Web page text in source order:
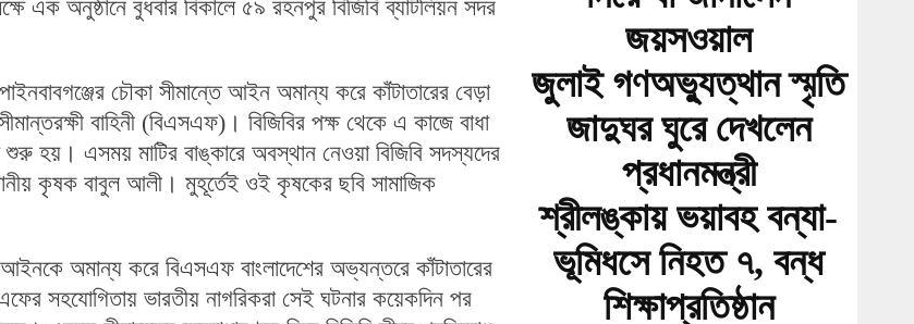
এক অনুষ্ঠানে বুধবার বিকালে ৫৯ রহনপুর বিজিবি ব্যাটলিয়ন সদর
চৌকা সীমান্তে আইন অমান্য করে কাঁটাতারের বেড়া
বাহিনী (বিএসএফ)। বিজিবির পক্ষ থেকে এ কাজে বাধা
হয়। এসময় মাটির বাঙ্কারে অবস্থান নেওয়া বিজিবি সদস্যদের
কৃষক বাবুল আলী। মুহূর্তেই ওই কৃষকের ছবি সামাজিক
আইনকে অমান্য করে বিএসএফ বাংলাদেশের অভ্যন্তরে কাঁটাতারের
সহযোগিতায় ভারতীয় নাগরিকরা সেই ঘটনার কয়েকদিন পর
জয়সওয়াল
জুলাই গণঅভ্যুত্থান স্মৃতি
জাদুঘর ঘুরে দেখলেন
প্রধানমন্ত্রী
শ্রীলঙ্কায় ভয়াবহ বন্যা-
ভূমিধসে নিহত ৭, বন্ধ
শিক্ষাপ্রতিষ্ঠান